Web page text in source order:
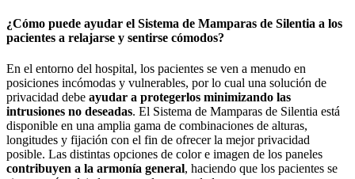
¿Cómo puede ayudar el Sistema de Mamparas de Silentia a los
pacientes a relajarse y sentirse cómodos?
En el entorno del hospital, los pacientes se ven a menudo en
posiciones incómodas y vulnerables, por lo cual una solución de
privacidad debe ayudar a protegerlos minimizando las
intrusiones no deseadas. El Sistema de Mamparas de Silentia está
disponible en una amplia gama de combinaciones de alturas,
longitudes y fijación con el fin de ofrecer la mejor privacidad
posible. Las distintas opciones de color e imagen de los paneles
contribuyen a la armonía general, haciendo que los pacientes se